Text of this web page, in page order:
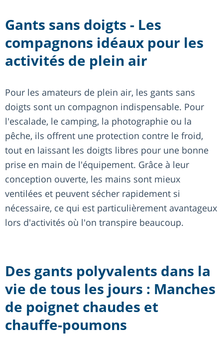
Gants sans doigts - Les
compagnons idéaux pour les
activités de plein air
Pour les amateurs de plein air, les gants sans
doigts sont un compagnon indispensable. Pour
l'escalade, le camping, la photographie ou la
pêche, ils offrent une protection contre le froid,
tout en laissant les doigts libres pour une bonne
prise en main de l'équipement. Grâce à leur
conception ouverte, les mains sont mieux
ventilées et peuvent sécher rapidement si
nécessaire, ce qui est particulièrement avantageux
lors d'activités où l'on transpire beaucoup.
Des gants polyvalents dans la
vie de tous les jours : Manches
de poignet chaudes et
chauffe-poumons